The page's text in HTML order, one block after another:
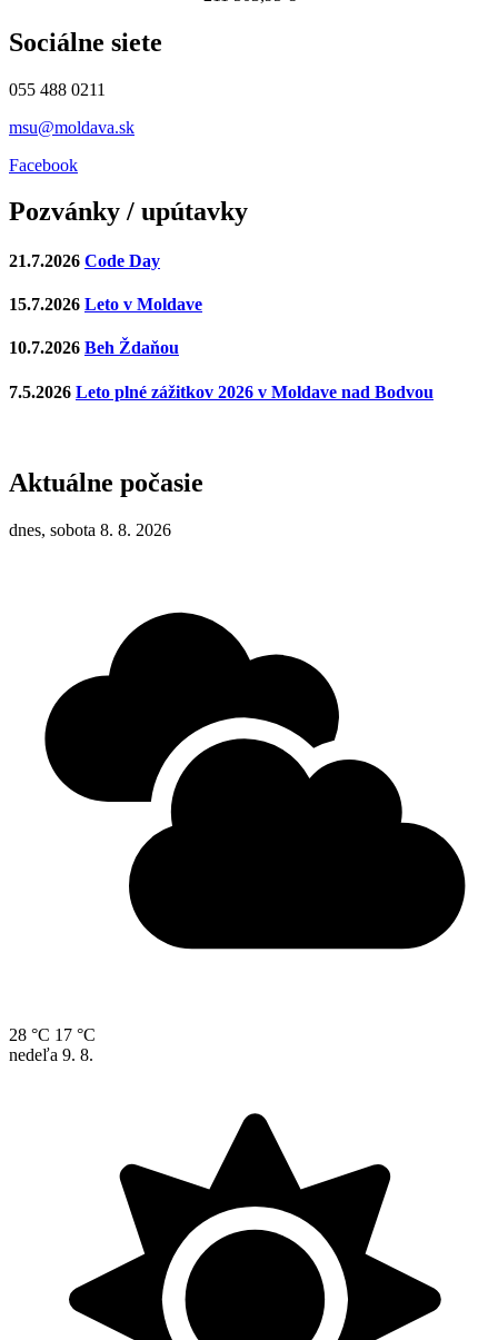
Sociálne siete
055 488 0211
msu@moldava.sk
Facebook
Pozvánky / upútavky
21.7.2026 Code Day
15.7.2026 Leto v Moldave
10.7.2026 Beh Ždaňou
7.5.2026 Leto plné zážitkov 2026 v Moldave nad Bodvou
Aktuálne počasie
dnes, sobota 8. 8. 2026
28 °C 17 °C
nedeľa 9. 8.